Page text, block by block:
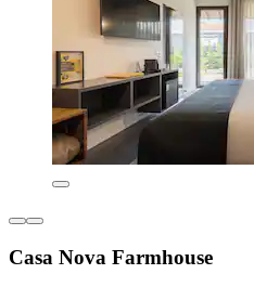
Casa Nova Farmhouse